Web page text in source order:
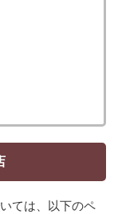
ては、以下のペ